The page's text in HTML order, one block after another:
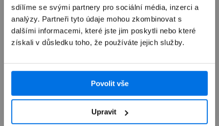
sdílíme se svými partnery pro sociální média, inzerci a
analýzy. Partneři tyto údaje mohou zkombinovat s
dalšími informacemi, které jste jim poskytli nebo které
získali v důsledku toho, že používáte jejich služby.
Povolit vše
Upravit
Možnosti doručení
Přehled